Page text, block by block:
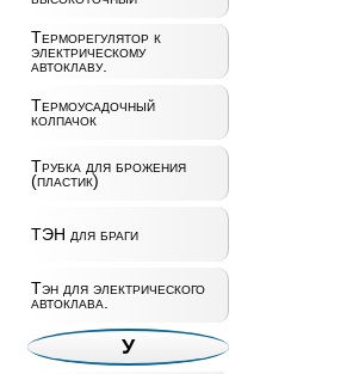
Терморегулятор к
электрическому
автоклаву.
Термоусадочный
колпачок
Трубка для брожения
(пластик)
ТЭН для браги
Тэн для электрического
автоклава.
У